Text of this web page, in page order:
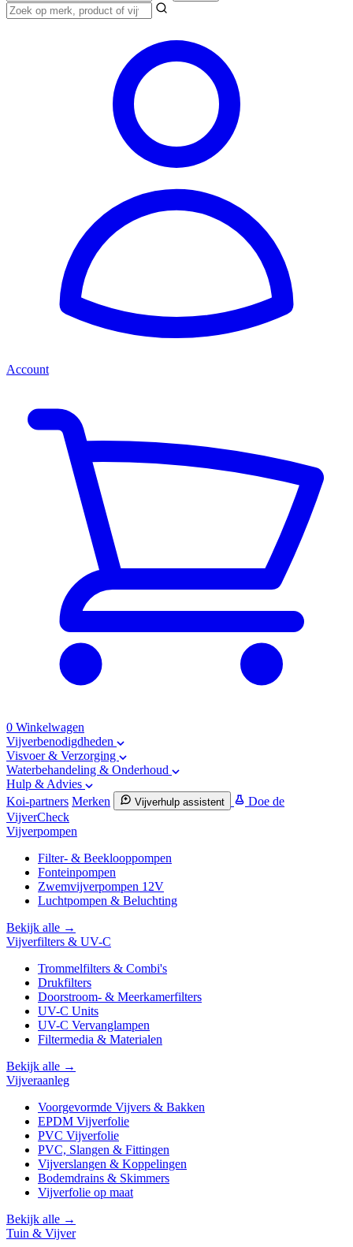
Account
0 Winkelwagen
Vijverbenodigdheden
Visvoer & Verzorging
Waterbehandeling & Onderhoud
Hulp & Advies
Koi-partners Merken Vijverhulp assistent
Doe de
VijverCheck
Vijverpompen
Filter- & Beeklooppompen
Fonteinpompen
Zwemvijverpompen 12V
Luchtpompen & Beluchting
Bekijk alle →
Vijverfilters & UV-C
Trommelfilters & Combi's
Drukfilters
Doorstroom- & Meerkamerfilters
UV-C Units
UV-C Vervanglampen
Filtermedia & Materialen
Bekijk alle →
Vijveraanleg
Voorgevormde Vijvers & Bakken
EPDM Vijverfolie
PVC Vijverfolie
PVC, Slangen & Fittingen
Vijverslangen & Koppelingen
Bodemdrains & Skimmers
Vijverfolie op maat
Bekijk alle →
Tuin & Vijver